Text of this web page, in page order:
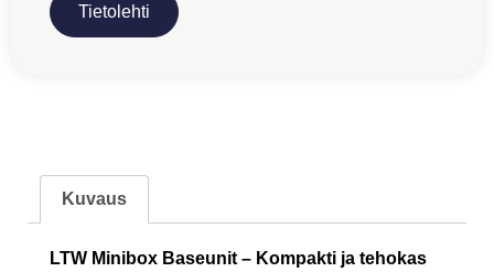
Tietolehti
Kuvaus
LTW Minibox Baseunit – Kompakti ja tehokas